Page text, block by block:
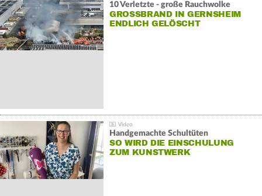
10 Verletzte - große Rauchwolke
GROSSBRAND IN GERNSHEIM E
NDLICH GELÖSCHT
Handgemachte Schultüten
SO WIRD DIE EINSCHULUNG
ZUM KUNSTWERK